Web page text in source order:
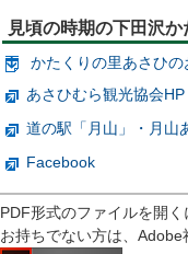
見頃の時期の下田沢
かたくりの里あさひの
あさひむら観光協会HP
道の駅「月山」・月山
Facebook
PDF形式のファイルを開
お持ちでない方は、Adobe